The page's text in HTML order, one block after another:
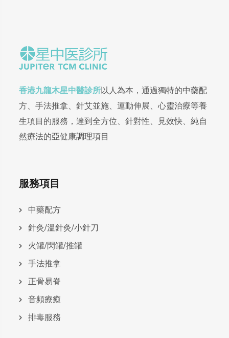
香港九龍木星中醫診所以人為本，通過獨特的中藥配
方、手法推拿、針艾並施、運動伸展、心靈治療等養
生項目的服務，達到全方位、針對性、見效快、純自
然療法的亞健康調理項目
服務項目
中藥配方
針灸/溫針灸/小針刀
火罐/閃罐/推罐
手法推拿
正骨易脊
⾳頻療癒
排毒服務